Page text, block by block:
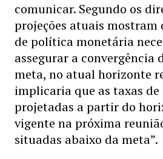
comunicar. Segundo os
projeções atuais mostram
de política monetária
assegurar a convergência
meta, no atual horizonte
implicaria que as taxas de
projetadas a partir do
vigente na próxima
situadas abaixo da meta”.